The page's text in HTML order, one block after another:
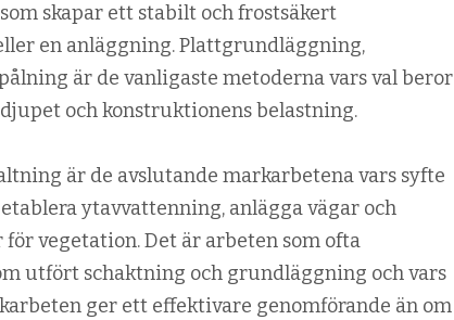
skapar ett stabilt och frostsäkert
en anläggning. Plattgrundläggning,
är de vanligaste metoderna vars val beror
och konstruktionens belastning.
är de avslutande markarbetena vars syfte
ytavvattenning, anlägga vägar och
vegetation. Det är arbeten som ofta
utfört schaktning och grundläggning och vars
ger ett effektivare genomförande än om